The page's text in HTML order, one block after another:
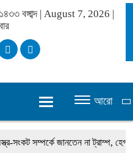
বঙ্গাব্দ | August 7, 2026 |
আরো
সম্পর্কে জানতেন না ট্রাম্প, হেগসেথের